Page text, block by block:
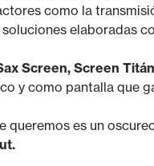
como la
elaboradas
Screen, Screen Titán
y como pantalla que
queremos es un